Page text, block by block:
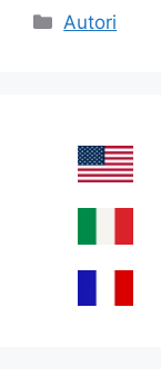
Categories
Autori